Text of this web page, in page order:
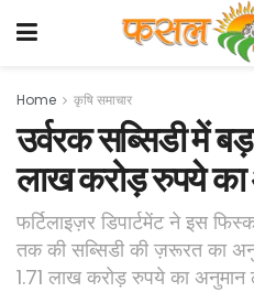
Home कृषि समाचार
उर्वरक सब्सिडी में
लाख करोड़ रुपये
फर्टिलाइज़र डिपार्टमेंट ने इस
तक की सब्सिडी की ज़रूरत का
1.71 लाख करोड़ रुपये का अनुमान